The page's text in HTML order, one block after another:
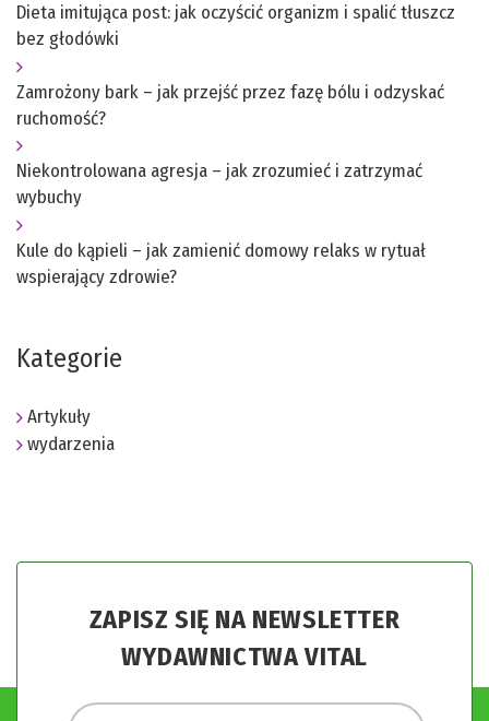
Dieta imitująca post: jak oczyścić organizm i spalić tłuszcz
bez głodówki
Zamrożony bark – jak przejść przez fazę bólu i odzyskać
ruchomość?
Niekontrolowana agresja – jak zrozumieć i zatrzymać
wybuchy
Kule do kąpieli – jak zamienić domowy relaks w rytuał
wspierający zdrowie?
Kategorie
Artykuły
wydarzenia
ZAPISZ SIĘ NA NEWSLETTER
WYDAWNICTWA VITAL